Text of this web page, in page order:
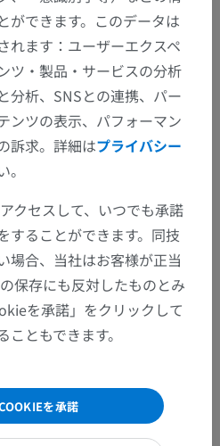
ができます。このデータは
れます：ユーザーエクスペ
ツ・製品・サービスの分析
分析、SNSとの連携、パー
ンツの表示、パフォーマン
訴求。詳細はプライバシー
クセスして、いつでも承諾
することができます。同技
場合、当社はお客様が正当
保存にも反対したものとみ
を承諾」をクリックして
ともできます。
を承諾